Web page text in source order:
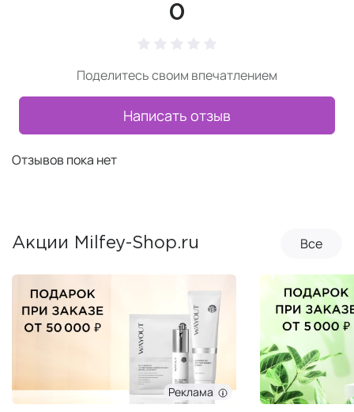
0
Поделитесь своим впечатлением
Написать отзыв
Отзывов пока нет
Акции Milfey-Shop.ru Все
Реклама